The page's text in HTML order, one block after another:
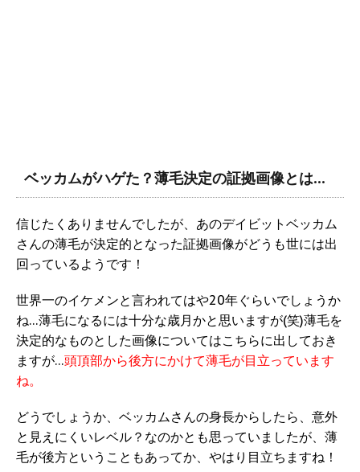
ベッカムがハゲた？薄毛決定の証拠画像とは…
信じたくありませんでしたが、あのデイビットベッカム
さんの薄毛が決定的となった証拠画像がどうも世には出
回っているようです！
世界一のイケメンと言われてはや20年ぐらいでしょうか
ね…薄毛になるには十分な歳月かと思いますが(笑)薄毛を
決定的なものとした画像についてはこちらに出しておき
ますが…頭頂部から後方にかけて薄毛が目立っています
ね。
どうでしょうか、ベッカムさんの身長からしたら、意外
と見えにくいレベル？なのかとも思っていましたが、薄
毛が後方ということもあってか、やはり目立ちますね！